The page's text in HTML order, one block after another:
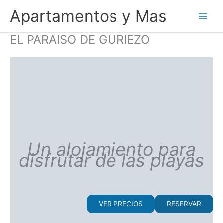
contenido
Apartamentos y Mas
EL PARAISO DE GURIEZO
Un alojamiento para
disfrutar de las playas
VER PRECIOS RESERVAR